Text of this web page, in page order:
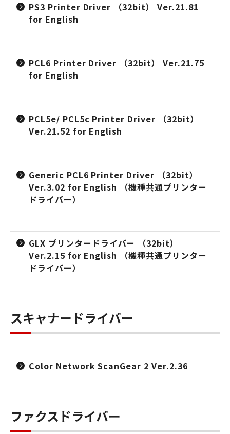
PS3 Printer Driver （32bit） Ver.21.81
for English
PCL6 Printer Driver （32bit） Ver.21.75
for English
PCL5e/ PCL5c Printer Driver （32bit）
Ver.21.52 for English
Generic PCL6 Printer Driver （32bit）
Ver.3.02 for English （機種共通プリンター
ドライバー）
GLX プリンタードライバー （32bit）
Ver.2.15 for English （機種共通プリンター
ドライバー）
スキャナードライバー
Color Network ScanGear 2 Ver.2.36
ファクスドライバー